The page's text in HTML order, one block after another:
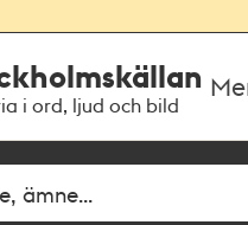
i ord, ljud och bild